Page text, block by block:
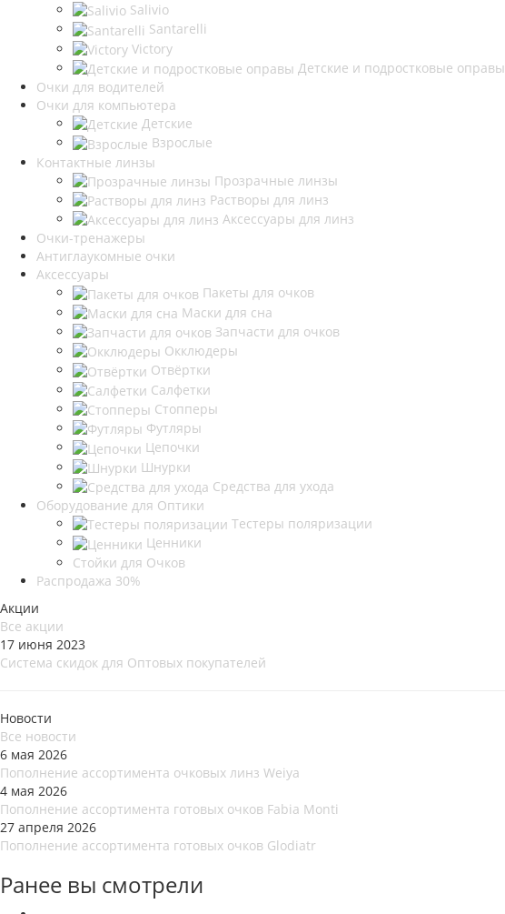
Salivio
Santarelli
Victory
Детские и подростковые оправы
Очки для водителей
Очки для компьютера
Детские
Взрослые
Контактные линзы
Прозрачные линзы
Растворы для линз
Аксессуары для линз
Очки-тренажеры
Антиглаукомные очки
Аксессуары
Пакеты для очков
Маски для сна
Запчасти для очков
Окклюдеры
Отвёртки
Салфетки
Стопперы
Футляры
Цепочки
Шнурки
Средства для ухода
Оборудование для Оптики
Тестеры поляризации
Ценники
Стойки для Очков
Распродажа 30%
Акции
Все акции
17 июня 2023
Система скидок для Оптовых покупателей
Новости
Все новости
6 мая 2026
Пополнение ассортимента очковых линз Weiya
4 мая 2026
Пополнение ассортимента готовых очков Fabia Monti
27 апреля 2026
Пополнение ассортимента готовых очков Glodiatr
Ранее вы смотрели